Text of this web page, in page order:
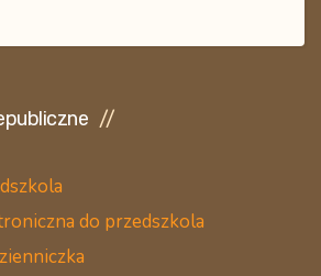
do przedszkola